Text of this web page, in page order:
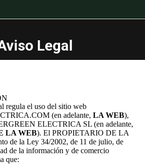
Legal
You are here:
regula el uso del sitio web
(en adelante, LA WEB),
ELECTRICA SL (en adelante,
LA WEB). El PROPIETARIO DE LA
de la Ley 34/2002, de 11 de julio, de
de la información y de comercio
que: